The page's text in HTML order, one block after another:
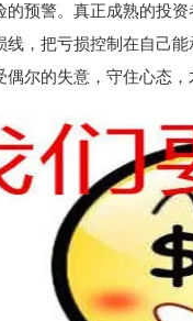
的预警。真正成熟的投
，把亏损控制在自己
尔的失意，守住心态